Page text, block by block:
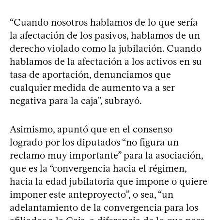
“Cuando nosotros hablamos de lo que sería
la afectación de los pasivos, hablamos de un
derecho violado como la jubilación. Cuando
hablamos de la afectación a los activos en su
tasa de aportación, denunciamos que
cualquier medida de aumento va a ser
negativa para la caja”, subrayó.
Asimismo, apuntó que en el consenso
logrado por los diputados “no figura un
reclamo muy importante” para la asociación,
que es la “convergencia hacia el régimen,
hacia la edad jubilatoria que impone o quiere
imponer este anteproyecto”, o sea, “un
adelantamiento de la convergencia para los